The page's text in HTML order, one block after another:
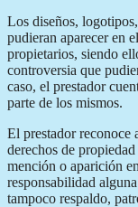
Los diseños,
pudieran aparecer en
propietarios, siendo
controversia que
caso, el prestador
parte de los mismos.
El prestador reconoce
derechos de
mención o aparición
responsabilidad
tampoco respaldo,